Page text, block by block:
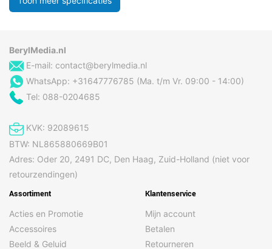
BerylMedia.nl
E-mail: contact@berylmedia.nl
WhatsApp: +31647776785 (Ma. t/m Vr. 09:00 - 14:00)
Tel: 088-0204685
KVK: 92089615
BTW: NL865880669B01
Adres: Oder 20, 2491 DC, Den Haag, Zuid-Holland (niet voor
retourzendingen)
Assortiment
Acties en Promotie
Accessoires
Beeld & Geluid
Klantenservice
Mijn account
Betalen
Retourneren